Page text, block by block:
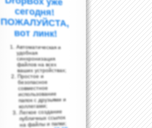
вот линк!
Автоматическая и
удобная
синхронизация
файлов на всех
ваших устройствах;
Простое и
безопасное
совместное
использование
папок с друзьями и
коллегами;
Легкое создание
публичных ссылок
на файлы и папки;